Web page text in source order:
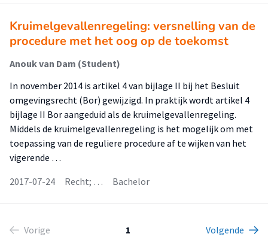
Kruimelgevallenregeling: versnelling van de
procedure met het oog op de toekomst
Anouk van Dam (Student)
In november 2014 is artikel 4 van bijlage II bij het Besluit
omgevingsrecht (Bor) gewijzigd. In praktijk wordt artikel 4
bijlage II Bor aangeduid als de kruimelgevallenregeling.
Middels de kruimelgevallenregeling is het mogelijk om met
toepassing van de reguliere procedure af te wijken van het
vigerende …
2017-07-24
Recht; … Bachelor
Vorige 1 Volgende